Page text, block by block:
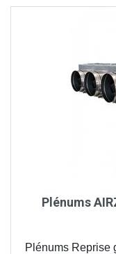
Plénums
Plénums Reprise